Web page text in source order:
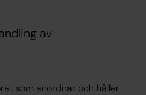
av
som anordnar och håller